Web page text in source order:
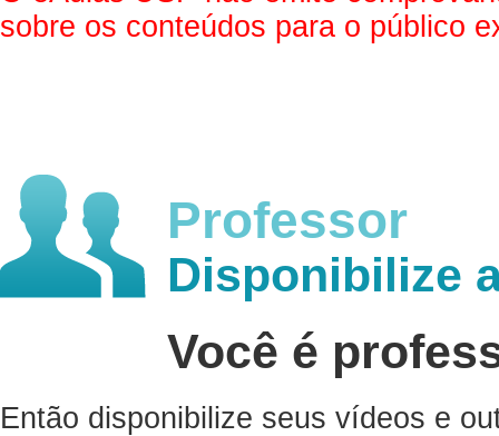
sobre os conteúdos para o público
Professor
Disponibilize
Você é
Então disponibilize seus vídeos e